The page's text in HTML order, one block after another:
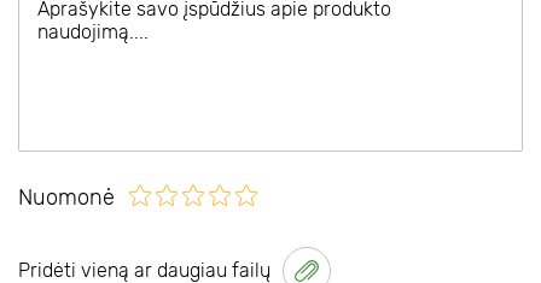
Nuomonė
Pridėti vieną ar daugiau failų